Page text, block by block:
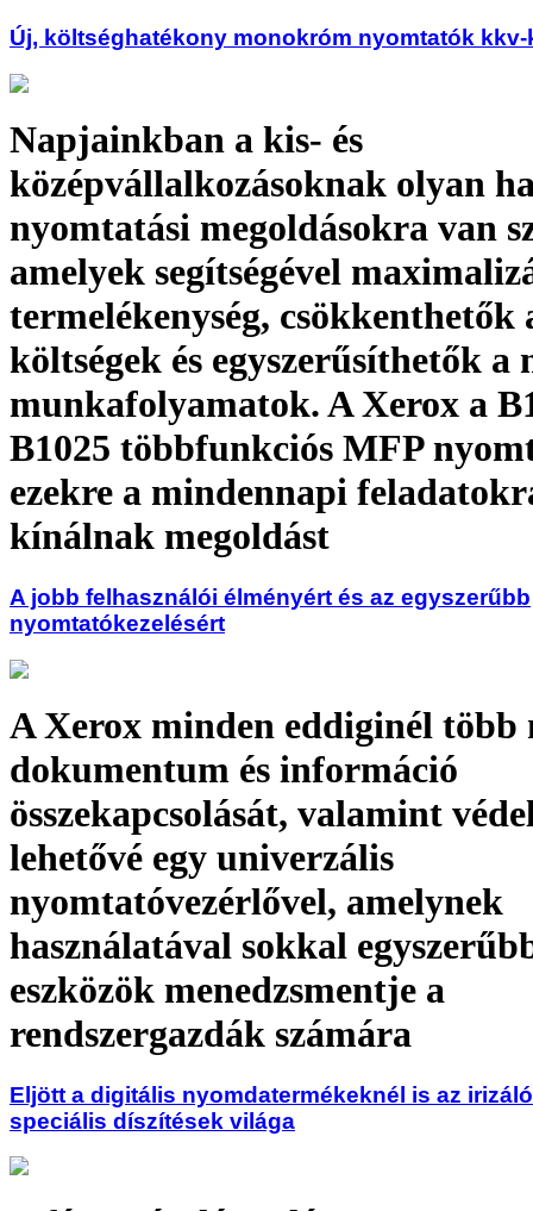
Új, költséghatékony monokróm nyomtatók
Napjainkban a kis- és
középvállalkozásoknak olyan
nyomtatási megoldásokra van
amelyek segítségével
termelékenység, csökkenthetők
költségek és egyszerűsíthetők a
munkafolyamatok. A Xerox a
B1025 többfunkciós MFP
ezekre a mindennapi
kínálnak megoldást
A jobb felhasználói élményért és az egyszerűbb
nyomtatókezelésért
A Xerox minden eddiginél több
dokumentum és információ
összekapcsolását, valamint
lehetővé egy univerzális
nyomtatóvezérlővel, amelynek
használatával sokkal
eszközök menedzsmentje a
rendszergazdák számára
Eljött a digitális nyomdatermékeknél is az
speciális díszítések világa